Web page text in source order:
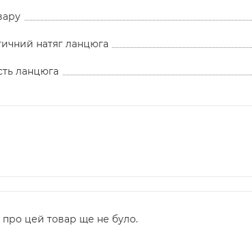
натяг ланцюга
ланцюга
про цей товар ще не було.